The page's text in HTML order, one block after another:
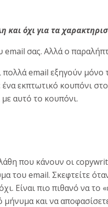
και όχι για τα
email σας. Αλλά ο
πολλά email εξηγούν
εκπτωτικό κουπόνι
αυτό το κουπόνι.
που κάνουν οι
του email. Σκεφτείτε
Είναι πιο πιθανό να
και να